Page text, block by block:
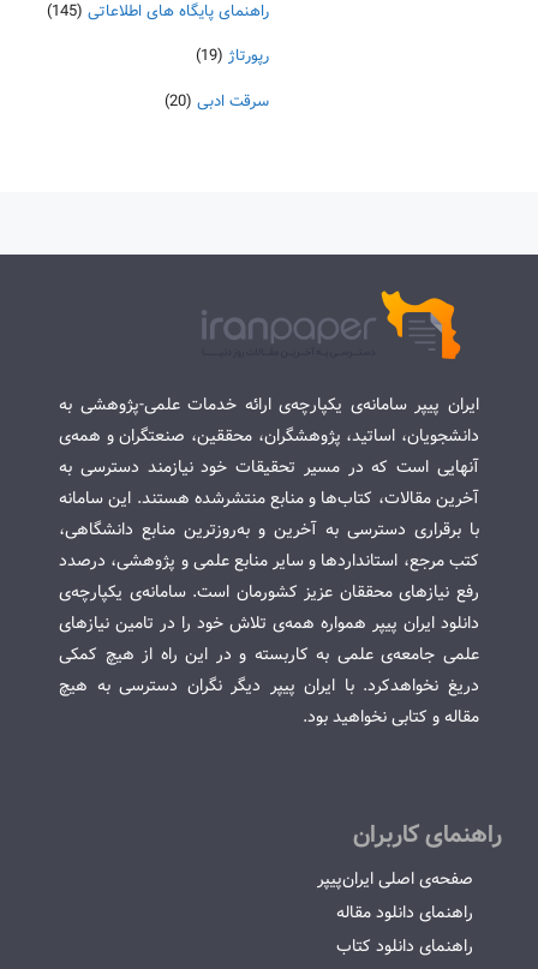
راهنمای پایگاه های اطلاعاتی (145)
رپورتاژ (19)
سرقت ادبی (20)
ایران پیپر سامانه‌ی یکپارچه‌ی ارائه خدمات علمی-پژوهشی به
دانشجویان، اساتید، پژوهشگران، محققین، صنعتگران و همه‌ی
آنهایی است که در مسیر تحقیقات خود نیازمند دسترسی به
آخرین مقالات، کتاب‌ها و منابع منتشرشده هستند. این سامانه
با برقراری دسترسی به آخرین و به‌روزترین منابع دانشگاهی،
کتب مرجع، استانداردها و سایر منابع علمی و پژوهشی، درصدد
رفع نیازهای محققان عزیز کشورمان است. سامانه‌ی یکپارچه‌ی
دانلود ایران پیپر همواره همه‌ی تلاش خود را در تامین نیازهای
علمی جامعه‌ی علمی به کاربسته و در این راه از هیچ کمکی
دریغ نخواهدکرد. با ایران پیپر دیگر نگران دسترسی به هیچ
مقاله و کتابی نخواهید بود.
راهنمای کاربران
صفحه‌ی اصلی ایران‌پیپر
راهنمای دانلود مقاله
راهنمای دانلود کتاب